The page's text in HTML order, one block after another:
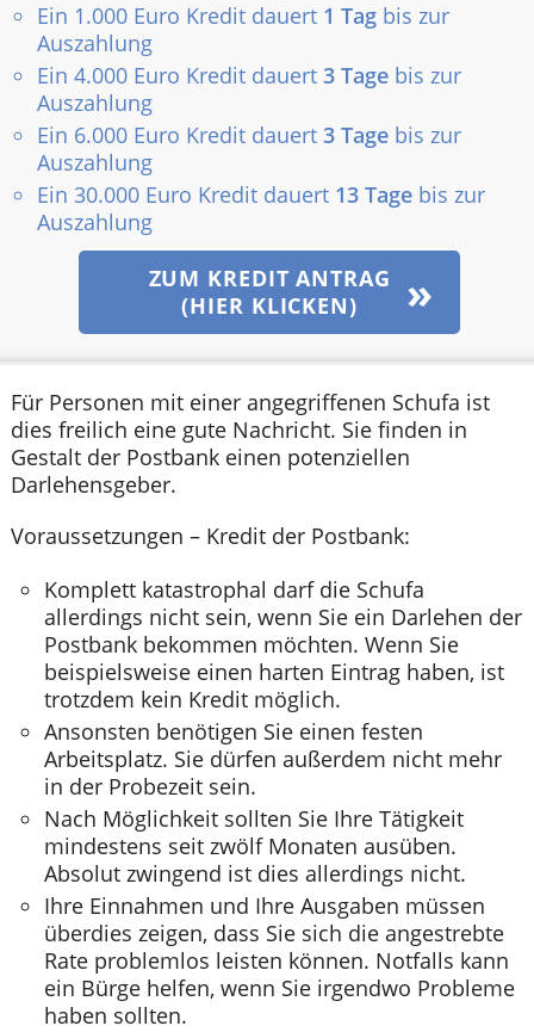
Ein 1.000 Euro Kredit dauert 1 Tag bis zur
Auszahlung
Ein 4.000 Euro Kredit dauert3 Tage bis zur
Auszahlung
Ein 6.000 Euro Kredit dauert3 Tage bis zur
Auszahlung
Ein 30.000 Euro Kredit dauert 13 Tage bis zur
Auszahlung
ZUM KREDIT ANTRAG
(HIER KLICKEN)
Für Personen mit einer angegriffenen Schufa ist
dies freilich eine gute Nachricht. Sie finden in
Gestalt der Postbank einen potenziellen
Darlehensgeber.
Voraussetzungen – Kredit der Postbank:
Komplett katastrophal darf die Schufa
allerdings nicht sein, wenn Sie ein Darlehen der
Postbank bekommen möchten. Wenn Sie
beispielsweise einen harten Eintrag haben, ist
trotzdem kein Kredit möglich.
Ansonsten benötigen Sie einen festen
Arbeitsplatz. Sie dürfen außerdem nicht mehr
in der Probezeit sein.
Nach Möglichkeit sollten Sie Ihre Tätigkeit
mindestens seit zwölf Monaten ausüben.
Absolut zwingend ist dies allerdings nicht.
Ihre Einnahmen und Ihre Ausgaben müssen
überdies zeigen, dass Sie sich die angestrebte
Rate problemlos leisten können. Notfalls kann
ein Bürge helfen, wenn Sie irgendwo Probleme
haben sollten.